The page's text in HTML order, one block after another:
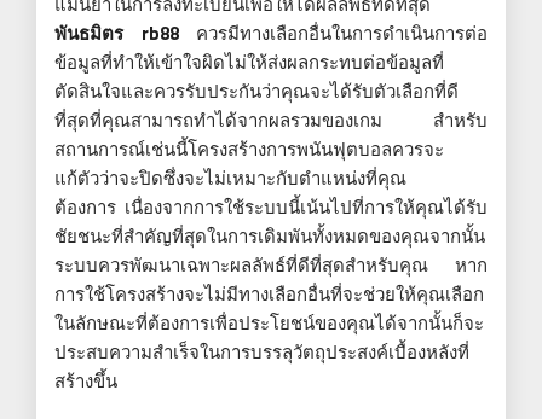
พันธมิตร rb88ควรมีทางเลือกอื่นในการดำเนินการต่อ
ข้อมูลที่ทำให้เข้าใจผิดไม่ให้ส่งผลกระทบต่อข้อมูลที่
ตัดสินใจและควรรับประกันว่าคุณจะได้รับตัวเลือกที่ดี
ที่สุดที่คุณสามารถทำได้จากผลรวมของเกม สำหรับ
สถานการณ์เช่นนี้โครงสร้างการพนันฟุตบอลควรจะ
แก้ตัวว่าจะปิดซึ่งจะไม่เหมาะกับตำแหน่งที่คุณ
ต้องการ เนื่องจากการใช้ระบบนี้เน้นไปที่การให้คุณได้รับ
ชัยชนะที่สำคัญที่สุดในการเดิมพันทั้งหมดของคุณจากนั้น
ระบบควรพัฒนาเฉพาะผลลัพธ์ที่ดีที่สุดสำหรับคุณ หาก
การใช้โครงสร้างจะไม่มีทางเลือกอื่นที่จะช่วยให้คุณเลือก
ในลักษณะที่ต้องการเพื่อประโยชน์ของคุณได้จากนั้นก็จะ
ประสบความสำเร็จในการบรรลุวัตถุประสงค์เบื้องหลังที่
สร้างขึ้น